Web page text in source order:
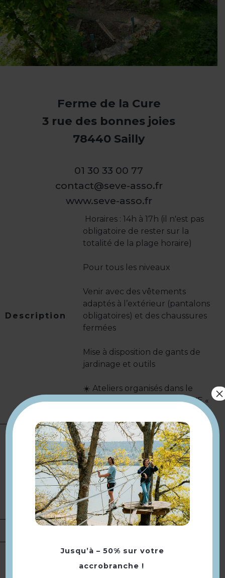
Ferme de la Cure
3 rue des bonnes joies
78440 Sailly
01 30 33 00 77
contact@seve-asso.fr
www.seve-asso.fr
Description
️ Horaires : 14h à 17h (il n'est pas
obligatoire de rester sur la
totalité de la plage horaire)
Pour tous les niveaux
Venir avec des vêtements
adaptés à l’extérieur (pantalons
obligatoires) et des chaussures
fermées
Mise à disposition de gants de
jardinage et outils
☀️ Ateliers organisés dans le
cadre du dispositif de La SEVE «
Présentation
Type(s) :Nature et détente
Catégorie(s) :Initiation /
découverte dans le cadre d'un
événement
Thème(s) :Fleurs / Plantes ·
Agriculture
Portée :Départementale
17h.
Jusqu’à – 50% sur votre
accrobranche !
×